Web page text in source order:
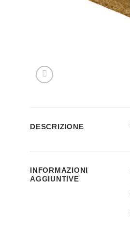
DESCRIZIONE
INFORMAZIONI
AGGIUNTIVE